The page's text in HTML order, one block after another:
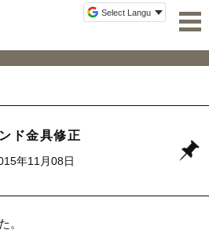
ド金具修正
年11月08日
。